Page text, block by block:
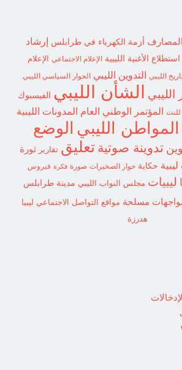
المصارف أزمة الكهرباء في طرابلس إرشاد
استطلاع الأغنية الليبية الإعلام الاجتماعي
الإعلام
الليبي التدوين الليبي الحوار السياسي الليبي
الليبي الشأن الليبي الفيسبوك
للنت المؤتمر الوطني العام المدونات الليبية
المواطن الليبي الوضع
تدوينة صوتية تعليق تقارير
ثورة
حكاية حوار الصخيرات صورة فكرة فيروس
ليبيات مجلس النواب الليبي مدينة طرابلس
مسلحة مواقع التواصل الاجتماعي ليبيا
هدرزة